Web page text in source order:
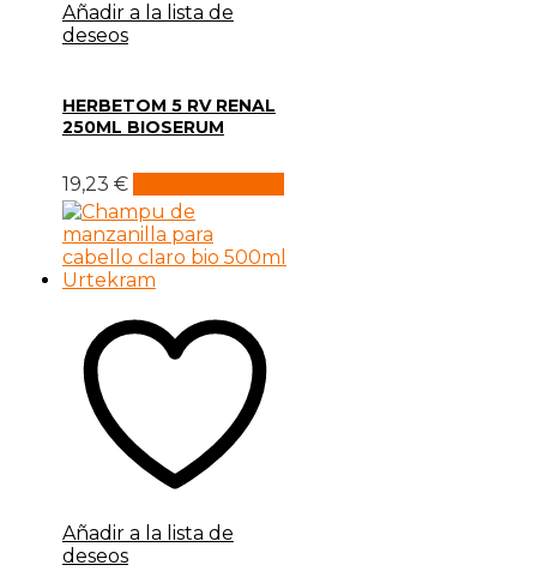
Añadir a la lista de
deseos
HERBETOM 5 RV RENAL
250ML BIOSERUM
19,23 €
Añadir a la lista de
deseos